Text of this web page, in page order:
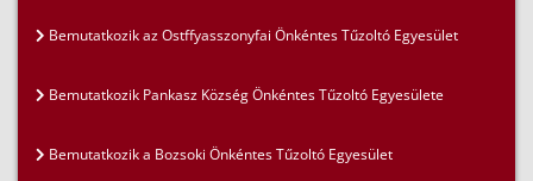
Bemutatkozik az Ostffyasszonyfai Önkéntes Tűzoltó Egyesület
Bemutatkozik Pankasz Község Önkéntes Tűzoltó Egyesülete
Bemutatkozik a Bozsoki Önkéntes Tűzoltó Egyesület